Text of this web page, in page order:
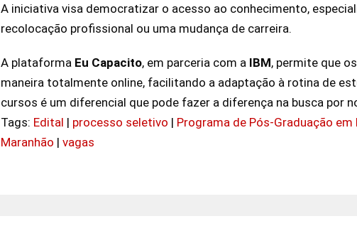
A iniciativa visa democratizar o acesso ao conhecimento,
recolocação profissional ou uma mudança de carreira.
A plataforma Eu Capacito, em parceria com a IBM, permite que
maneira totalmente online, facilitando a adaptação à rotina de
cursos é um diferencial que pode fazer a diferença na busca por
Tags: Edital | processo seletivo | Programa de Pós-Graduação em
Maranhão | vagas